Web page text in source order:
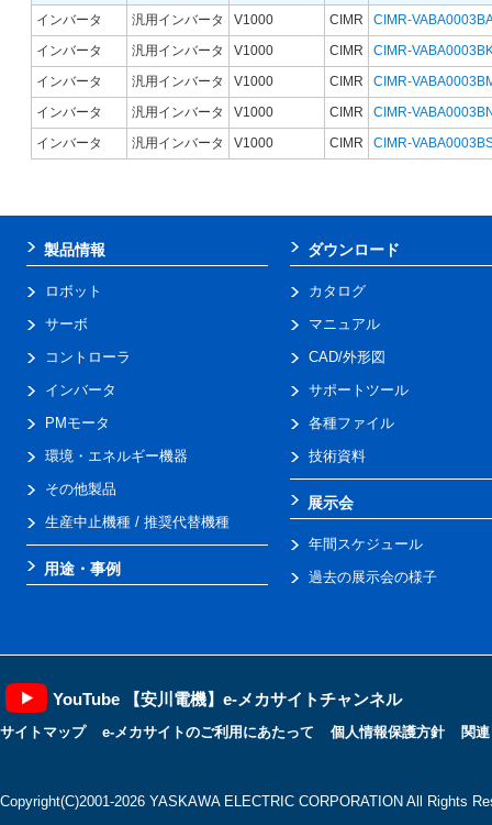
インバータ
汎用インバータ V1000 CIMR
CIMR-
インバータ
汎用インバータ V1000 CIMR
CIMR-
インバータ
汎用インバータ V1000 CIMR
CIMR-
インバータ
汎用インバータ V1000 CIMR
CIMR-
インバータ
汎用インバータ V1000 CIMR CIMR-
製品情報
ロボット
サーボ
コントローラ
インバータ
PMモータ
環境・エネルギー機器
その他製品
生産中止機種 / 推奨代替機種
用途・事例
ダウンロード
カタログ
マニュアル
CAD/外形図
サポートツール
各種ファイル
技術資料
展示会
年間スケジュール
過去の展示会の様子
YouTube 【安川電機】e-メカサイトチャンネル
サイトマップ e-メカサイトのご利用にあたって 個人情報保護方針 関
Copyright(C)2001‐2026 YASKAWA ELECTRIC CORPORATION All Rights